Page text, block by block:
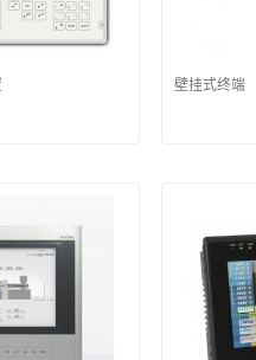
壁挂式终端